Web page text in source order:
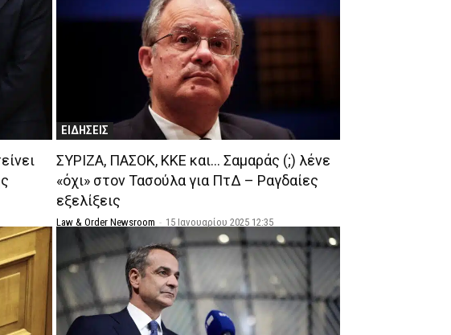
ΕΙΔΗΣΕΙΣ
ΣΥΡΙΖΑ, ΠΑΣΟΚ, ΚΚΕ και… Σαμαράς (;) λένε
«όχι» στον Τασούλα για ΠτΔ – Ραγδαίες
εξελίξεις
Law & Order Newsroom - 15 Ιανουαρίου 2025 12:35